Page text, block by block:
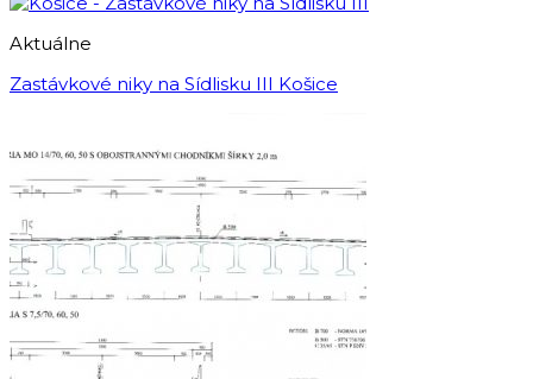
Aktuálne
Zastávkové niky na Sídlisku III Košice